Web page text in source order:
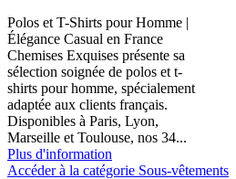
Polos et T-Shirts pour Homme |
Élégance Casual en France
Chemises Exquises présente sa
sélection soignée de polos et t-
shirts pour homme, spécialement
adaptée aux clients français.
Disponibles à Paris, Lyon,
Marseille et Toulouse, nos 34...
Plus d'information
Accéder à la catégorie Sous-vêtements